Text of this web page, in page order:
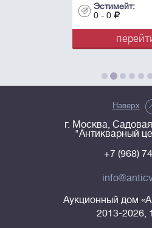
Эстимейт:
0 - 0
перейти
Наверх
г. Москва,
"Антикварный
+7 (968)
Аукционный дом
2013-2026,